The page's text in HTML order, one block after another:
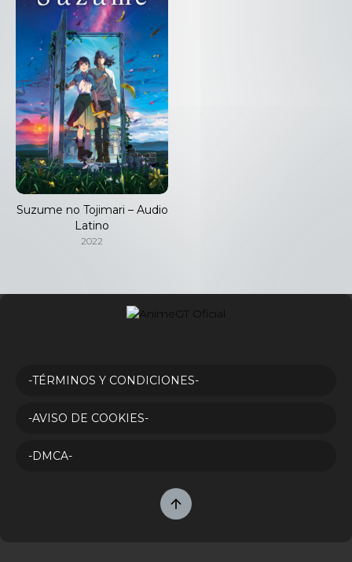
Suzume no Tojimari – Audio
Latino
2022
-TÉRMINOS Y CONDICIONES-
-AVISO DE COOKIES-
-DMCA-